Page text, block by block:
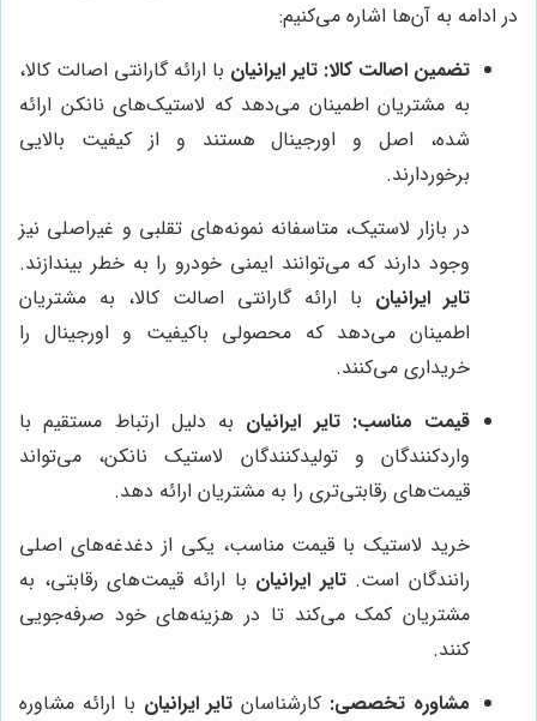
در ادامه به آن‌ها اشاره می‌کنیم:
تضمین اصالت کالا: تایر ایرانیان با ارائه گارانتی اصالت کالا،
به مشتریان اطمینان می‌دهد که لاستیک‌های نانکن ارائه
شده، اصل و اورجینال هستند و از کیفیت بالایی
برخوردارند.
در بازار لاستیک، متاسفانه نمونه‌های تقلبی و غیراصلی نیز
وجود دارند که می‌توانند ایمنی خودرو را به خطر بیندازند.
تایر ایرانیان با ارائه گارانتی اصالت کالا، به مشتریان
اطمینان می‌دهد که محصولی باکیفیت و اورجینال را
خریداری می‌کنند.
قیمت مناسب: تایر ایرانیان به دلیل ارتباط مستقیم با
واردکنندگان و تولیدکنندگان لاستیک نانکن، می‌تواند
قیمت‌های رقابتی‌تری را به مشتریان ارائه دهد.
خرید لاستیک با قیمت مناسب، یکی از دغدغه‌های اصلی
رانندگان است.تایر ایرانیان با ارائه قیمت‌های رقابتی، به
مشتریان کمک می‌کند تا در هزینه‌های خود صرفه‌جویی
کنند.
مشاوره تخصصی: کارشناسان تایر ایرانیان با ارائه مشاوره